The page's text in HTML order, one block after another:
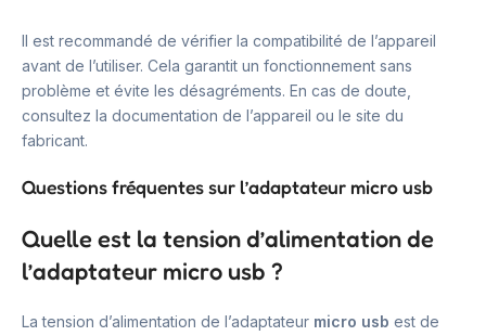
Il est recommandé de vérifier la compatibilité de l’appareil
avant de l’utiliser. Cela garantit un fonctionnement sans
problème et évite les désagréments. En cas de doute,
consultez la documentation de l’appareil ou le site du
fabricant.
Questions fréquentes sur l’adaptateur micro usb
Quelle est la tension d’alimentation de
l’adaptateur micro usb ?
La tension d’alimentation de l’adaptateur micro usb est de